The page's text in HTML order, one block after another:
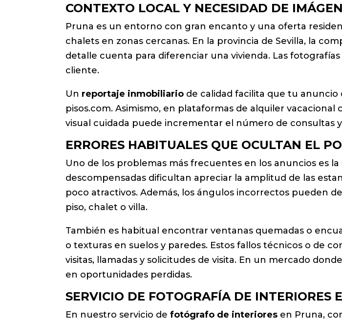
CONTEXTO LOCAL Y NECESIDAD DE
Pruna es un entorno con gran encanto y una oferta
chalets en zonas cercanas. En la provincia de Sevilla, la
detalle cuenta para diferenciar una vivienda. Las
cliente.
Un reportaje inmobiliario de calidad facilita que tu
pisos.com. Asimismo, en plataformas de alquiler
visual cuidada puede incrementar el número de consultas
ERRORES HABITUALES QUE OCULTAN EL
Uno de los problemas más frecuentes en los anuncios es
descompensadas dificultan apreciar la amplitud de las
poco atractivos. Además, los ángulos incorrectos pueden
piso, chalet o villa.
También es habitual encontrar ventanas quemadas o
o texturas en suelos y paredes. Estos fallos técnicos o de
visitas, llamadas y solicitudes de visita. En un mercado
en oportunidades perdidas.
SERVICIO DE FOTOGRAFÍA DE INTERIORES
En nuestro servicio defotógrafo de interiores en Pruna,